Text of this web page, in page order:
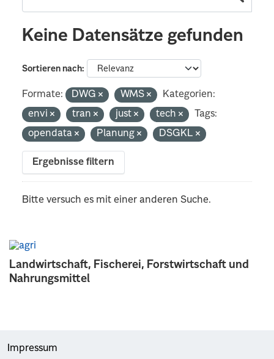
Landwirtschaft, Fischerei, Forstwirtschaft und
Nahrungsmittel
Keine Datensätze gefunden
Sortieren nach
Formate: DWG WMS
Kategorien:
envi
tran just tech
Tags:
opendata
Planung DSGKL
Ergebnisse filtern
Bitte versuch es mit einer anderen Suche.
Impressum